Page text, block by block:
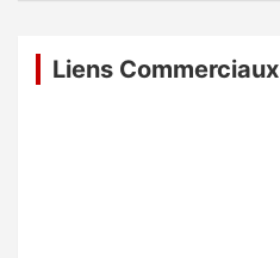
Liens Commerciaux